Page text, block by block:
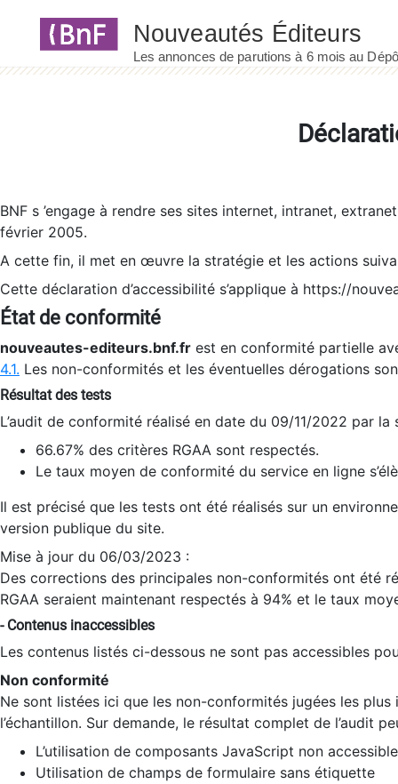
BNF s ’engage à rendre ses sites internet, intranet,
février 2005.
A cette fin, il met en œuvre la stratégie et les actions
Cette déclaration d’accessibilité s’applique à https://
État de conformité
nouveautes-editeurs.bnf.fr est en conformité partielle
4.1. Les non-conformités et les éventuelles dérogations
Résultat des tests
L’audit de conformité réalisé en date du 09/11/2022 par
66.67% des critères RGAA sont respectés.
Le taux moyen de conformité du service en ligne
Il est précisé que les tests ont été réalisés sur un
version publique du site.
Mise à jour du 06/03/2023 :
Des corrections des principales non-conformités ont été
RGAA seraient maintenant respectés à 94% et le taux
- Contenus inaccessibles
Les contenus listés ci-dessous ne sont pas accessibles
Non conformité
Ne sont listées ici que les non-conformités jugées les
l’échantillon. Sur demande, le résultat complet de l’audit
L’utilisation de composants JavaScript non
Utilisation de champs de formulaire sans étiquette